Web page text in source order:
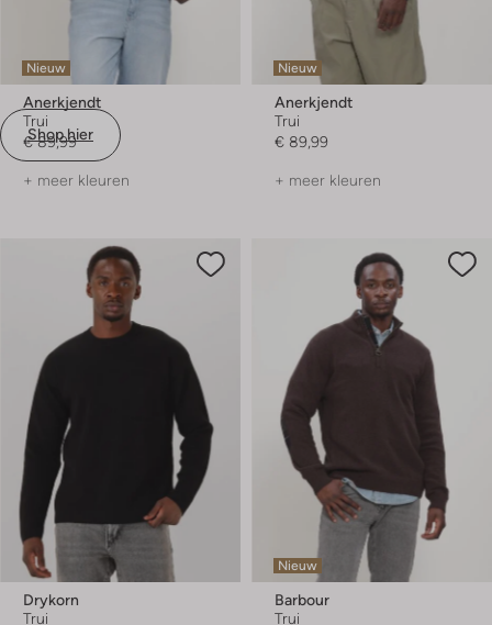
Shop hier
Nieuw
Anerkjendt
Trui
€ 89,99
+ meer kleuren
Nieuw
Anerkjendt
Trui
€ 89,99
+ meer kleuren
Drykorn
Trui
Nieuw
Barbour
Trui